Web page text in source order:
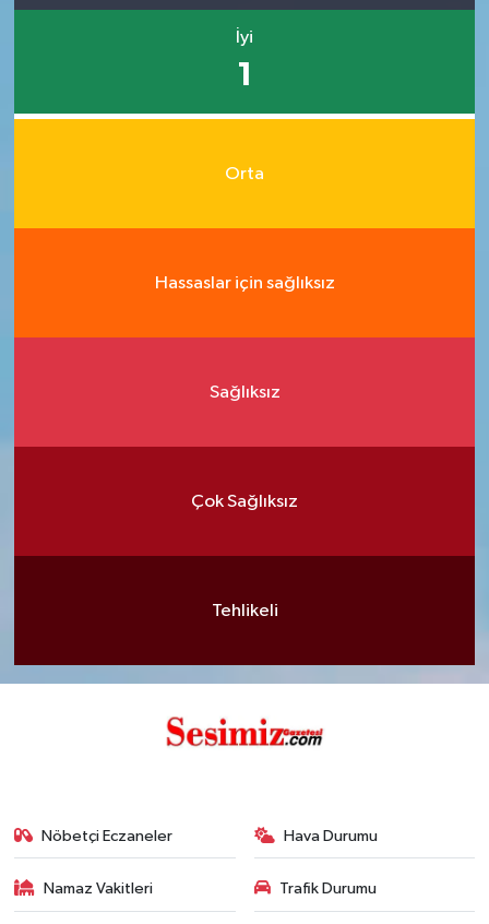
İyi
1
Orta
Hassaslar için sağlıksız
Sağlıksız
Çok Sağlıksız
Tehlikeli
Nöbetçi Eczaneler Hava Durumu
Namaz Vakitleri Trafik Durumu